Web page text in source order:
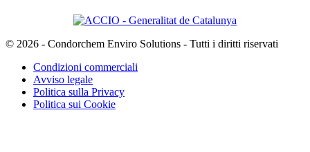
© 2026 - Condorchem Enviro Solutions - Tutti i diritti riservati
Condizioni commerciali
Avviso legale
Politica sulla Privacy
Politica sui Cookie